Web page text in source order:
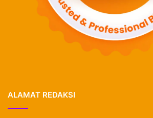
ALAMAT REDAKSI